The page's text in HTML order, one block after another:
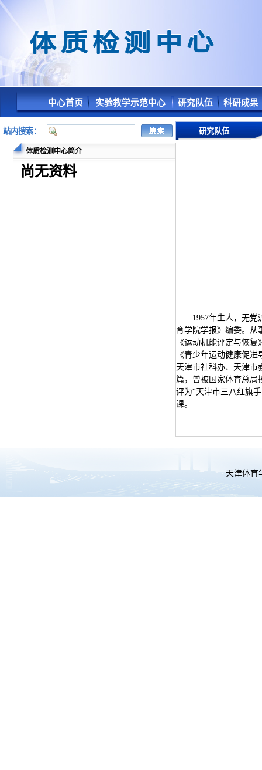
中心首页 实验教学示范中心 研究队伍 科研成果
站内搜索：
体质检测中心简介
尚无资料
研究队伍
1957年生人，无
育学院学报》编委。从
《运动机能评定与恢
《青少年运动健康促
天津市社科办、天津市
篇，曾被国家体育总局
评为“天津市三八红旗
课。
天津体育